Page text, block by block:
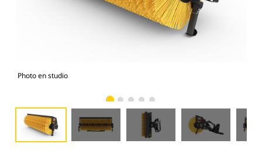
Photo en studio